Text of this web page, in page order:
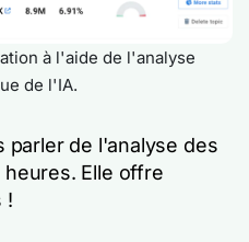
à l'aide de l'analyse
de l'IA.
parler de l'analyse des
Elle offre
!